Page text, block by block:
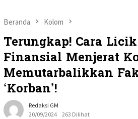
Beranda Kolom
Terungkap! Cara
Finansial Menjerat
Memutarbalikkan
‘Korban’!
Redaksi GM
20/09/2024
263 Dilihat